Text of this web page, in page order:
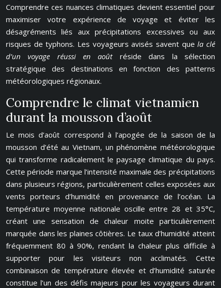
Comprendre ces nuances climatiques devient essentiel pour
maximiser votre expérience de voyage et éviter les
désagréments liés aux précipitations excessives ou aux
risques de typhons. Les voyageurs avisés savent quela clé
d’un voyage réussi en aoûtréside dans la sélection
stratégique des destinations en fonction des patterns
météorologiques régionaux.
Comprendre le climat vietnamien
durant la mousson d’août
Le mois d’août correspond à l’apogée de la saison de la
mousson d’été au Vietnam, un phénomène météorologique
qui transforme radicalement le paysage climatique du pays.
Cette période marque l’intensité maximale des précipitations
dans plusieurs régions, particulièrement celles exposées aux
vents porteurs d’humidité en provenance de l’océan. La
température moyenne nationale oscille entre 28 et 35°C,
créant une sensation de chaleur moite particulièrement
marquée dans les plaines côtières. Le taux d’humidité atteint
fréquemment 80 à 90%, rendant la chaleur plus difficile à
supporter pour les visiteurs non acclimatés. Cette
combinaison de température élevée et d’humidité saturée
constitue l’un des défis majeurs pour les voyageurs durant